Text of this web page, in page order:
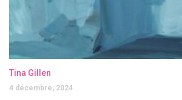
Tina Gillen
4 décembre, 2024